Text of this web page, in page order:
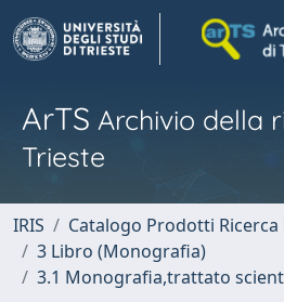
ArTS Archivio della
Trieste
IRIS
Catalogo Prodotti Ricerca
3 Libro (Monografia)
3.1 Monografia,trattato